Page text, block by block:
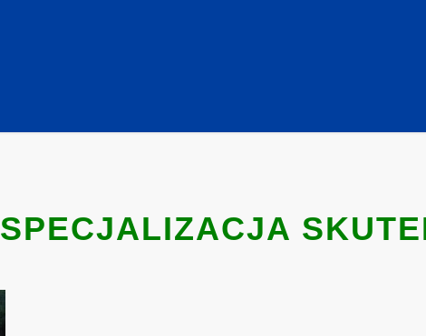
SPECJALIZACJA